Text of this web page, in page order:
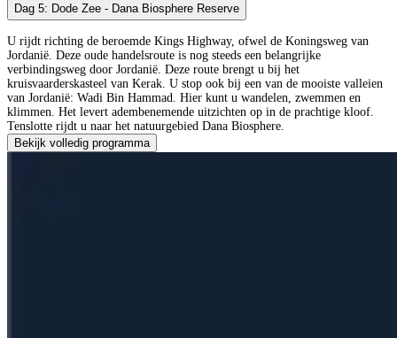
Dag 5: Dode Zee - Dana Biosphere Reserve
U rijdt richting de beroemde Kings Highway, ofwel de Koningsweg van
Jordanië. Deze oude handelsroute is nog steeds een belangrijke
verbindingsweg door Jordanië. Deze route brengt u bij het
kruisvaarderskasteel van Kerak. U stop ook bij een van de mooiste valleien
van Jordanië: Wadi Bin Hammad. Hier kunt u wandelen, zwemmen en
klimmen. Het levert adembenemende uitzichten op in de prachtige kloof.
Tenslotte rijdt u naar het natuurgebied Dana Biosphere.
Bekijk volledig programma